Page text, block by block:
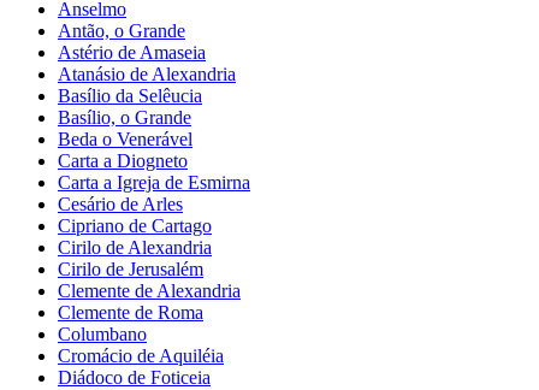
Anselmo
Antão, o Grande
Astério de Amaseia
Atanásio de Alexandria
Basílio da Selêucia
Basílio, o Grande
Beda o Venerável
Carta a Diogneto
Carta a Igreja de Esmirna
Cesário de Arles
Cipriano de Cartago
Cirilo de Alexandria
Cirilo de Jerusalém
Clemente de Alexandria
Clemente de Roma
Columbano
Cromácio de Aquiléia
Diádoco de Foticeia